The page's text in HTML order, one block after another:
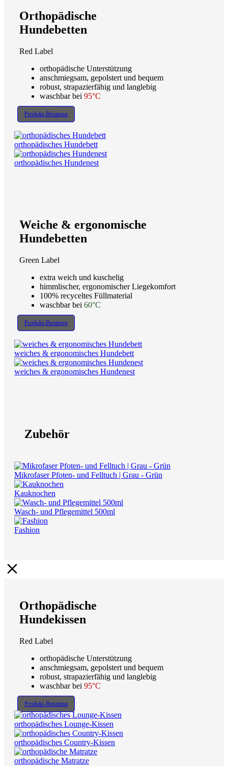
Orthopädische
Hundebetten
Red Label
orthopädische Unterstützung
anschmiegsam, gepolstert und bequem
robust, strapazierfähig und langlebig
waschbar bei 95°C
Produkt-Beratung
orthopädisches Hundebett
orthopädisches Hundenest
Weiche & ergonomische
Hundebetten
Green Label
extra weich und kuschelig
himmlischer, ergonomischer Liegekomfort
100% recyceltes Füllmaterial
waschbar bei 60°C
Produkt-Beratung
weiches & ergonomisches Hundebett
weiches & ergonomisches Hundenest
Zubehör
Mikrofaser Pfoten- und Felltuch | Grau - Grün
Kauknochen
Wasch- und Pflegemittel 500ml
Fashion
Orthopädische
Hundekissen
Red Label
orthopädische Unterstützung
anschmiegsam, gepolstert und bequem
robust, strapazierfähig und langlebig
waschbar bei 95°C
Produkt-Beratung
orthopädisches Lounge-Kissen
orthopädisches Country-Kissen
orthopädische Matratze